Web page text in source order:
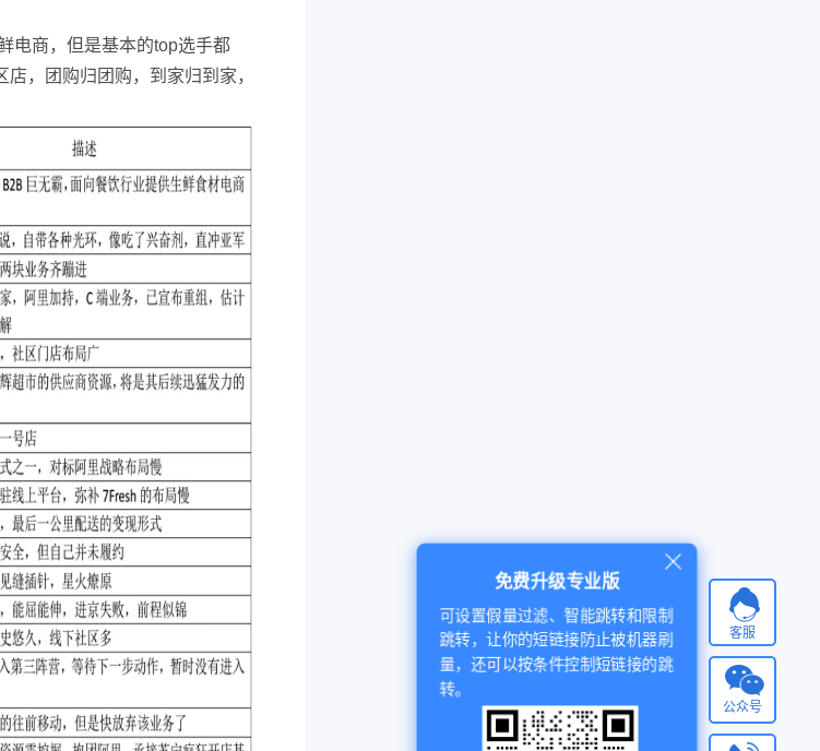
电商，但是基本的top选手都
，团购归团购，到家归到家，
客服
免费升级专业版
可设置假量过滤、智能跳转和限制
跳转，让你的短链接防止被机器刷
量，还可以按条件控制短链接的跳
转。
公众号